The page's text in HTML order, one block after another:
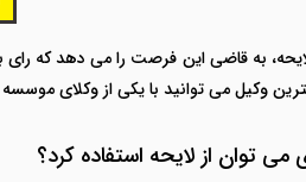
به قاضی این فرصت را می دهد که رای
وکیل می توانید با یکی از وکلای
می توان از لایحه استفاده کرد؟